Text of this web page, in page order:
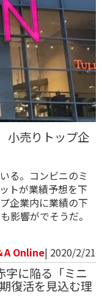
小売りトップ企
る。コンビニのミ
トが業績予想を下
企業内に業績の下
影響がでそうだ。
A Online| 2020/2/21
字に陥る「ミニ
復活を見込む理